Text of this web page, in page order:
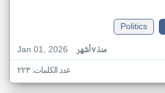
Politics
Jan 01, 2026
منذ ٧ أشهر
عدد الكلمات: ٢٢٣